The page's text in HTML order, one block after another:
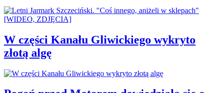
W części Kanału Gliwickiego wykryto
złotą algę